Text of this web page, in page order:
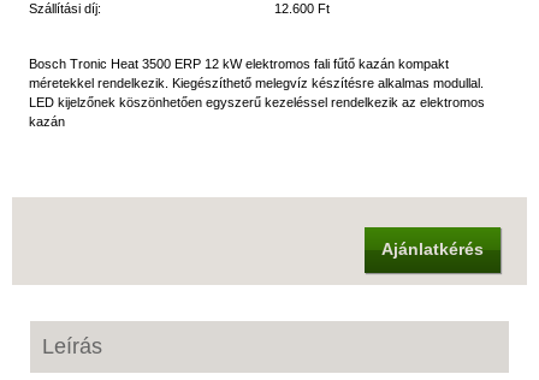
Szállítási díj: 12.600 Ft
Bosch Tronic Heat 3500 ERP 12 kW elektromos fali fűtő kazán kompakt
méretekkel rendelkezik. Kiegészíthető melegvíz készítésre alkalmas modullal.
LED kijelzőnek köszönhetően egyszerű kezeléssel rendelkezik az elektromos
kazán
Ajánlatkérés
Leírás